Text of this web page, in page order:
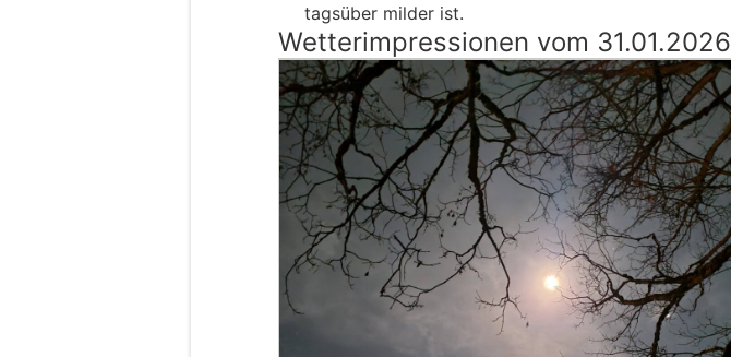
tagsüber milder ist.
Wetterimpressionen vom 31.01.2026